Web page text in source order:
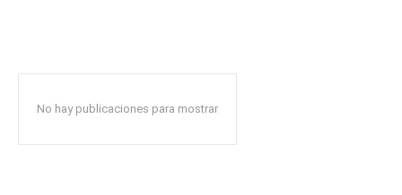
No hay publicaciones para mostrar